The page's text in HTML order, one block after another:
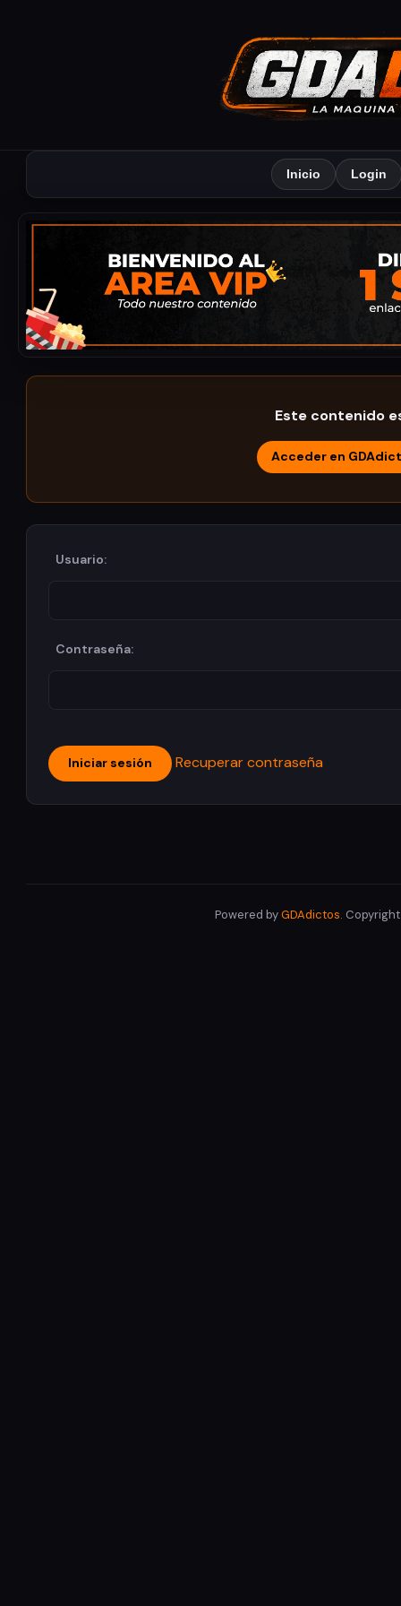
Inicio Login
Este contenido
Acceder en
Usuario:
Contraseña:
Recuperar contraseña
Powered byGDAdictos.